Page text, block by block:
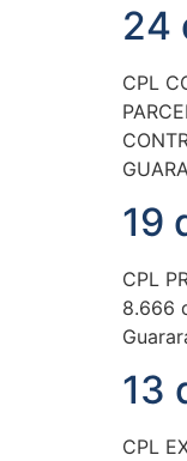
24
CPL
19
CPL
8.666
13
CPL